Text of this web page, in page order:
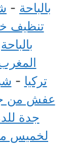
بالباحة-
تنظيف
بالباحة-
المغرب
تركيا-
عفش من
جدة
لخميس